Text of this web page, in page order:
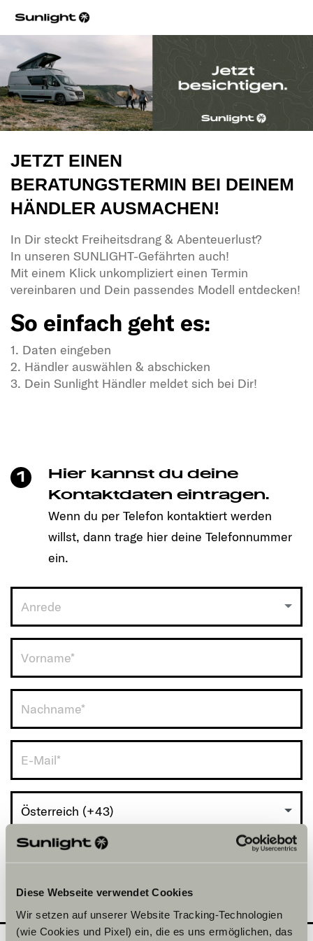
Diese Webseite verwendet Cookies
Wir setzen auf unserer Website Tracking-Technologien
(wie Cookies und Pixel) ein, die es uns ermöglichen, das
JETZT EINEN
BERATUNGSTERMIN BEI DEINEM
HÄNDLER AUSMACHEN!
In Dir steckt Freiheitsdrang & Abenteuerlust?
In unseren SUNLIGHT-Gefährten auch!
Mit einem Klick unkompliziert einen Termin
vereinbaren und Dein passendes Modell entdecken!
So einfach geht es:
1. Daten eingeben
2. Händler auswählen & abschicken
3. Dein Sunlight Händler meldet sich bei Dir!
So einfach geht es:
1. Daten eingeben
2. Händler auswählen & abschicken
3. Dein Sunlight Händler meldet sich bei Dir!
1
Hier kannst du deine
Kontaktdaten eintragen.
Wenn du per Telefon kontaktiert werden
willst, dann trage hier deine Telefonnummer
ein.
Anrede
Österreich (+43)